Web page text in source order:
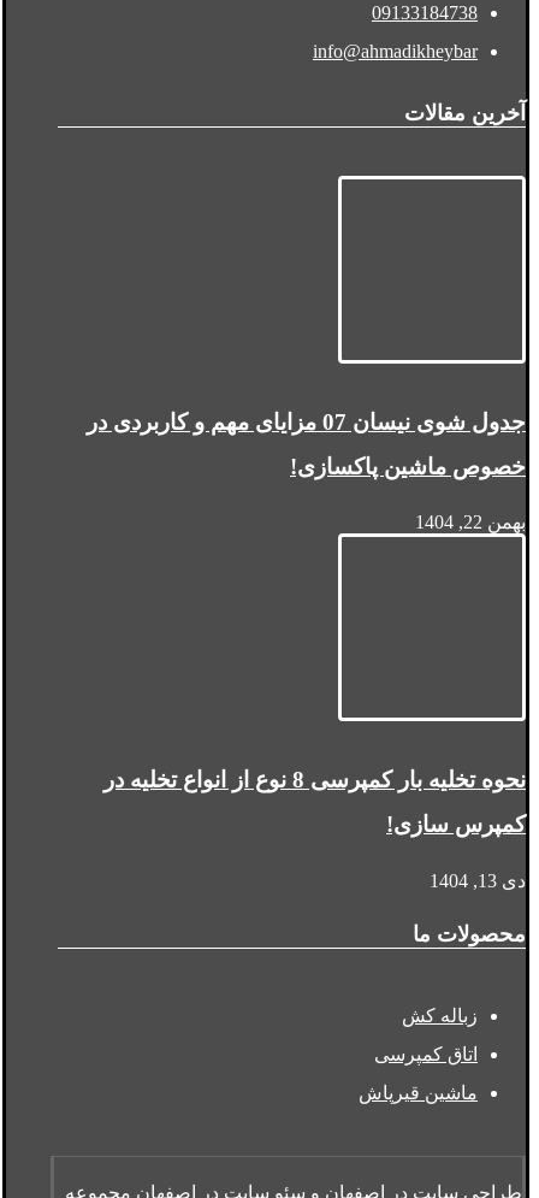
09133184738
info@ahmadikheybar
آخرین مقالات
جدول شوی نیسان 07 مزایای مهم و کاربردی در
خصوص ماشین پاکسازی!
بهمن 22, 1404
نحوه تخلیه بار کمپرسی 8 نوع از انواع تخلیه در
کمپرس سازی!
دی 13, 1404
محصولات ما
زباله کش
اتاق کمپرسی
ماشین قیرپاش
طراحی سایت در اصفهان و سئو سایت در اصفهان مجموعه